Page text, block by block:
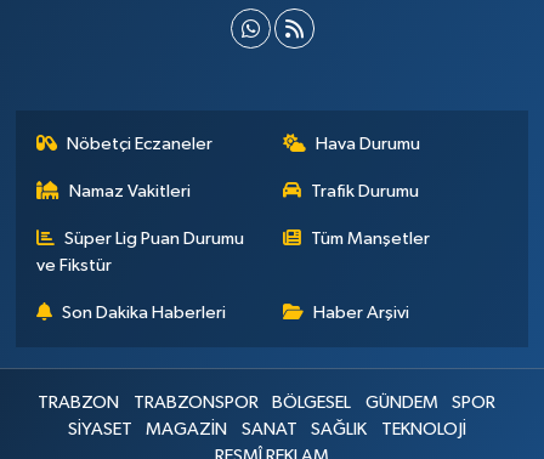
Nöbetçi Eczaneler Hava Durumu
Namaz Vakitleri Trafik Durumu
Süper Lig Puan Durumu
ve Fikstür
Tüm Manşetler
Son Dakika Haberleri Haber Arşivi
TRABZON TRABZONSPOR BÖLGESEL GÜNDEM
SPOR
SİYASET
MAGAZİN SANAT SAĞLIK
TEKNOLOJİ